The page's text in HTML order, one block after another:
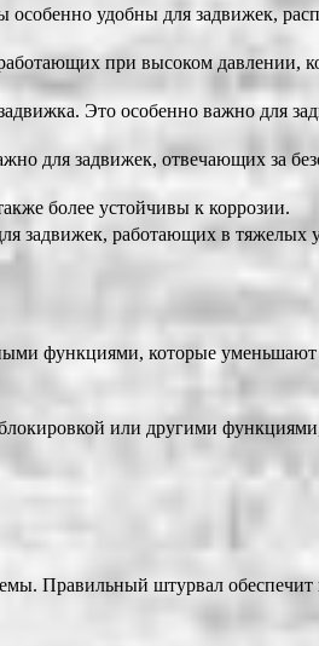
особенно удобны для задвижек,
при высоком давлении,
Это особенно важно для
для задвижек, отвечающих за
более устойчивы к коррозии.
задвижек, работающих в тяжелых
функциями, которые уменьшают
или другими
Правильный штурвал